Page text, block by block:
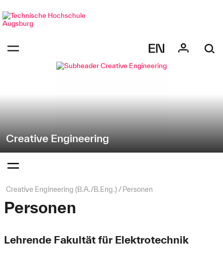
überspringen
zur
Navigation
"Creative
Engineering"
Creative Engineering
bestätigen
bestätigen
des
Seitenpfad:
Creative Engineering (B.A./B.Eng.) Personen
Personen
Lehrende Fakultät für Elektrotechnik